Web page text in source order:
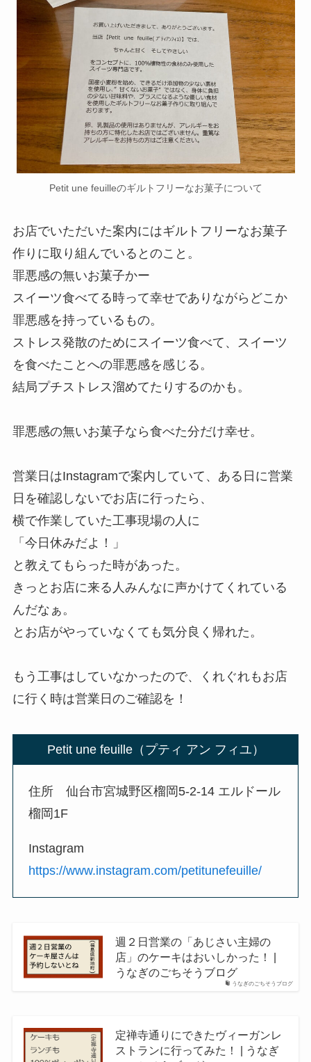
Petit une feuilleのギルトフリーなお菓子について
お店でいただいた案内にはギルトフリーなお菓子
作りに取り組んでいるとのこと。
罪悪感の無いお菓子かー
スイーツ食べてる時って幸せでありながらどこか
罪悪感を持っているもの。
ストレス発散のためにスイーツ食べて、スイーツ
を食べたことへの罪悪感を感じる。
結局プチストレス溜めてたりするのかも。
罪悪感の無いお菓子なら食べた分だけ幸せ。
営業日はInstagramで案内していて、ある日に営業
日を確認しないでお店に行ったら、
横で作業していた工事現場の人に
「今日休みだよ！」
と教えてもらった時があった。
きっとお店に来る人みんなに声かけてくれている
んだなぁ。
とお店がやっていなくても気分良く帰れた。
もう工事はしていなかったので、くれぐれもお店
に行く時は営業日のご確認を！
Petit une feuille（プティ アン フィユ）
住所 仙台市宮城野区榴岡5-2-14 エルドール
榴岡1F
Instagram
https://www.instagram.com/petitunefeuille/
うなぎのごちそうブログ
週２日営業の「あじさい主婦の
店」のケーキはおいしかった！ |
うなぎのごちそうブログ
定禅寺通りにできたヴィーガンレ
ストランに行ってみた！ | うなぎ